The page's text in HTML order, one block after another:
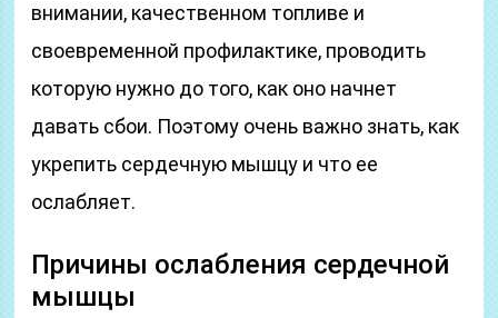
внимании, качественном топливе и
своевременной профилактике, проводить
которую нужно до того, как оно начнет
давать сбои. Поэтому очень важно знать, как
укрепить сердечную мышцу и что ее
ослабляет.
Причины ослабления сердечной
мышцы